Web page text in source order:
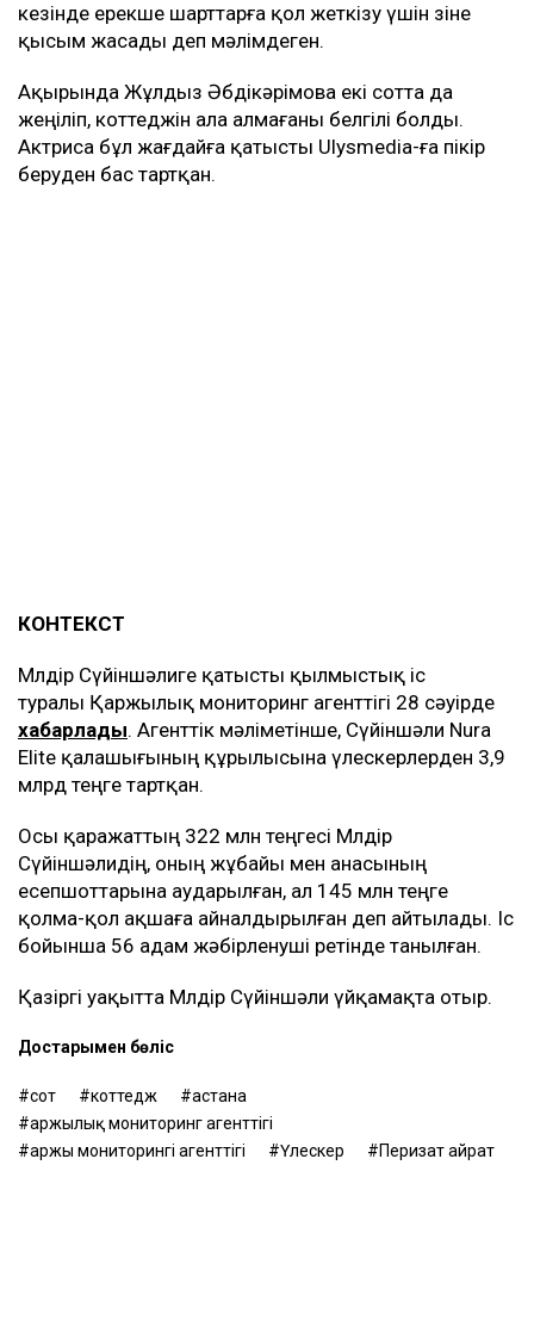
кезінде ерекше шарттарға қол жеткізу үшін өзіне
қысым жасады деп мәлімдеген.
Ақырында Жұлдыз Әбдікәрімова екі сотта да
жеңіліп, коттеджін ала алмағаны белгілі болды.
Актриса бұл жағдайға қатысты Ulysmedia-ға пікір
беруден бас тартқан.
КОНТЕКСТ
Мөлдір Сүйіншәлиге қатысты қылмыстық іс
туралы Қаржылық мониторинг агенттігі 28 сәуірде
хабарлады. Агенттік мәліметінше, Сүйіншәли Nura
Elite қалашығының құрылысына үлескерлерден 3,9
млрд теңге тартқан.
Осы қаражаттың 322 млн теңгесі Мөлдір
Сүйіншәлидің, оның жұбайы мен анасының
есепшоттарына аударылған, ал 145 млн теңге
қолма-қол ақшаға айналдырылған деп айтылады. Іс
бойынша 56 адам жәбірленуші ретінде танылған.
Қазіргі уақытта Мөлдір Сүйіншәли үйқамақта отыр.
Достарыңмен бөліс
сот коттедж
астана
Қаржылық мониторинг агенттігі
Қаржы мониторингі агенттігі
Үлескер Перизат Қайрат